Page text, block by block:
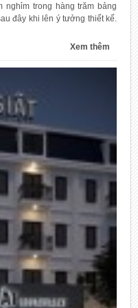
nghỉm trong hàng trăm bảng
đây khi lên ý tưởng thiết kế.
Xem thêm